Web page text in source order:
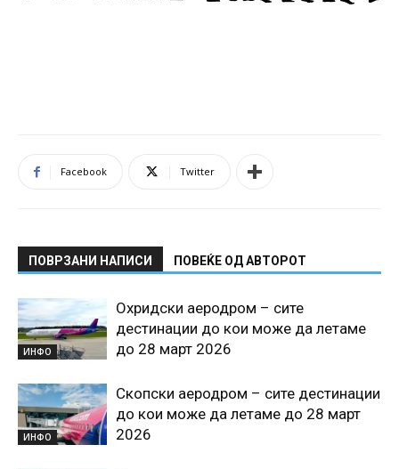
Facebook Twitter
ПОВРЗАНИ НАПИСИ ПОВЕЌЕ ОД АВТОРОТ
ИНФО
Охридски аеродром – сите
дестинации до кои може да летаме
до 28 март 2026
ИНФО
Скопски аеродром – сите дестинации
до кои може да летаме до 28 март
2026